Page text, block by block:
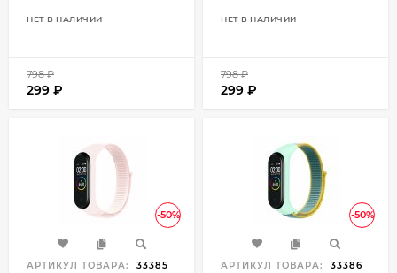
НЕТ В НАЛИЧИИ
798₽
299 ₽
НЕТ В НАЛИЧИИ
798₽
299 ₽
-50%
АРТИКУЛ ТОВАРА: 33385
-50%
АРТИКУЛ ТОВАРА: 33386